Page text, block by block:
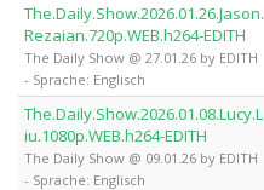
The.Daily.Show.2026.01.26.Jason.
Rezaian.720p.WEB.h264-EDITH
The Daily Show @ 27.01.26 by EDITH
- Sprache: Englisch
The.Daily.Show.2026.01.08.Lucy.L
iu.1080p.WEB.h264-EDITH
The Daily Show @ 09.01.26 by EDITH
- Sprache: Englisch